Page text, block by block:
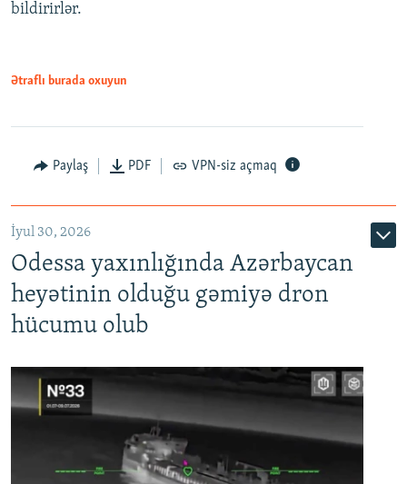
bildirirlər.
Ətraflı burada oxuyun
Paylaş PDF VPN-siz açmaq
İyul 30, 2026
Odessa yaxınlığında Azərbaycan
heyətinin olduğu gəmiyə dron
hücumu olub